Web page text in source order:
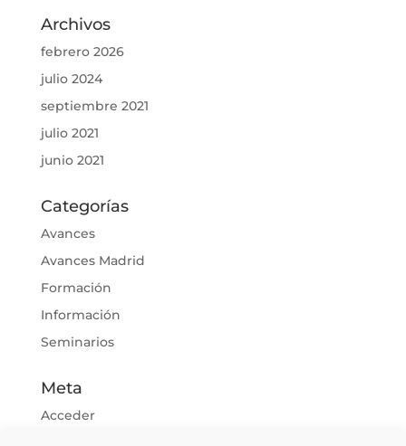
Archivos
febrero 2026
julio 2024
septiembre 2021
julio 2021
junio 2021
Categorías
Avances
Avances Madrid
Formación
Información
Seminarios
Meta
Acceder